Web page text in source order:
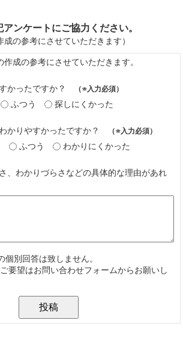
ンケートにご協力ください。
の参考にさせていただきます）
成の参考にさせていただきます。
かったですか？ （※入力必須）
ふつう 探しにくかった
かりやすかったですか？ （※入力必須）
ふつう わかりにくかった
、わかりづらさなどの具体的な理由があれ
別回答は致しません。
要望はお問い合わせフォームからお願いし